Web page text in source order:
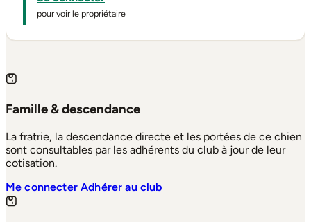
pour voir le propriétaire
Famille & descendance
La fratrie, la descendance directe et les portées de ce chien
sont consultables par les adhérents du club à jour de leur
cotisation.
Me connecterAdhérer au club